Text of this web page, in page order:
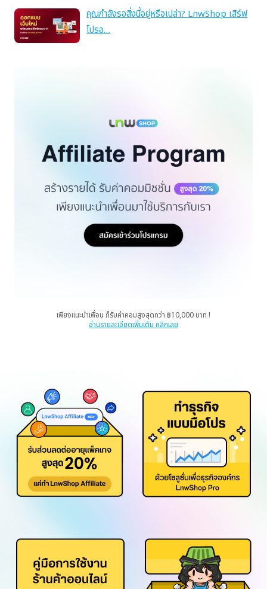
คุณกำลังรอสิ่งนี้อยู่หรือเปล่า? LnwShop เสิร์ฟ
โปรอ…
เพียงแนะนำเพื่อน ก็รับค่าคอมสูงสุดกว่า ฿10,000 บาท !
อ่านรายละเอียดเพิ่มเติม คลิกเลย